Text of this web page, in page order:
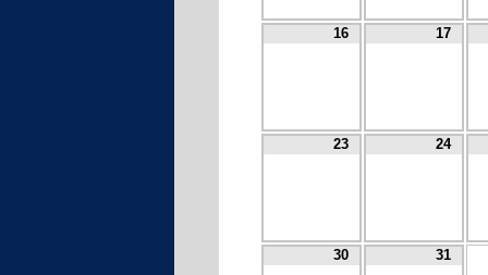
16 17
23 24
30 31